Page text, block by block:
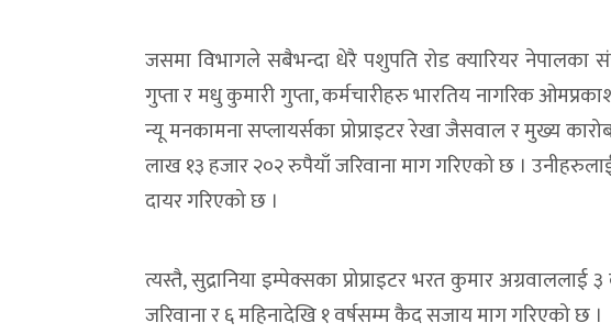
जसमा विभागले सबैभन्दा धेरै पशुपति रोड क्यारियर नेपालका
गुप्ता र मधु कुमारी गुप्ता, कर्मचारीहरु भारतिय नागरिक
न्यू मनकामना सप्लायर्सका प्रोप्राइटर रेखा जैसवाल र मुख्य
लाख १३ हजार २०२ रुपैयाँ जरिवाना माग गरिएको छ ।
दायर गरिएको छ ।
त्यस्तै, सुद्रानिया इम्पेक्सका प्रोप्राइटर भरत कुमार
जरिवाना र ६ महिनादेखि १ वर्षसम्म कैद सजाय माग गरिएको छ ।